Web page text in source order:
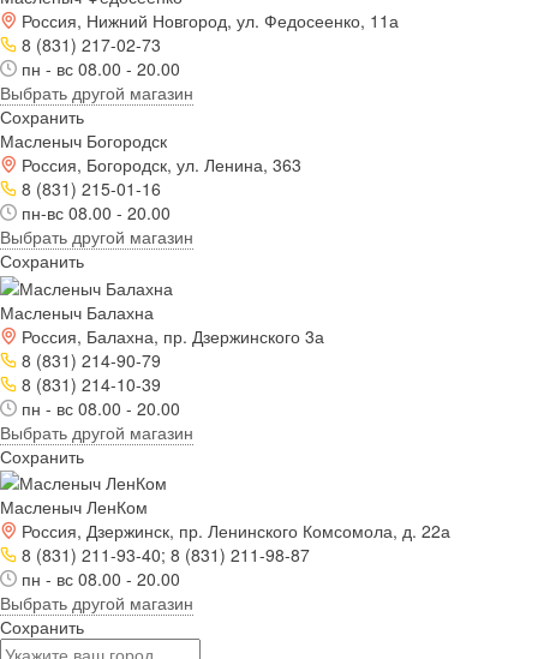
Россия, Нижний Новгород, ул. Федосеенко, 11а
8 (831) 217-02-73
пн - вс 08.00 - 20.00
Выбрать другой магазин
Сохранить
Масленыч Богородск
Россия, Богородск, ул. Ленина, 363
8 (831) 215-01-16
пн-вс 08.00 - 20.00
Выбрать другой магазин
Сохранить
Масленыч Балахна
Россия, Балахна, пр. Дзержинского 3а
8 (831) 214-90-79
8 (831) 214-10-39
пн - вс 08.00 - 20.00
Выбрать другой магазин
Сохранить
Масленыч ЛенКом
Россия, Дзержинск, пр. Ленинского Комсомола, д. 22а
8 (831) 211-93-40; 8 (831) 211-98-87
пн - вс 08.00 - 20.00
Выбрать другой магазин
Сохранить